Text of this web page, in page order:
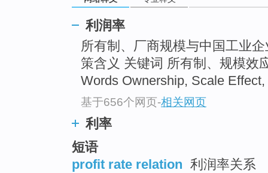
利润率
所有制、厂商规模与中国工业企
策含义 关键词 所有制、规模效
Words Ownership, Scale Effect,
基于656个网页-相关网页
利率
短语
profit rate relation 利润率关系